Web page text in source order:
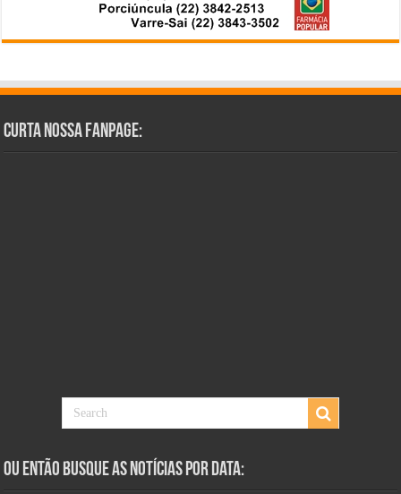
Curta Nossa Fanpage:
Ou Então Busque as Notícias Por Data: